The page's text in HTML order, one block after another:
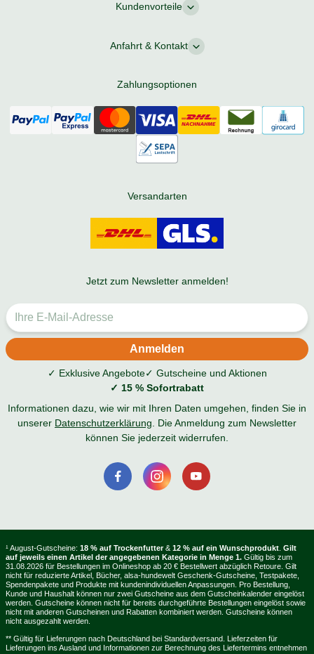
Kundenvorteile
Anfahrt & Kontakt
Zahlungsoptionen
Versandarten
Jetzt zum Newsletter anmelden!
✓ Exklusive Angebote✓ Gutscheine und Aktionen
✓ 15 % Sofortrabatt
Informationen dazu, wie wir mit Ihren Daten umgehen, finden Sie in
unserer Datenschutzerklärung . Die Anmeldung zum Newsletter
können Sie jederzeit widerrufen.
¹ August-Gutscheine: 18 % auf Trockenfutter & 12 % auf ein Wunschprodukt Gilt
auf jeweils einen Artikel der angegebenen Kategorie in Menge 1. Gültig bis zum
31.08.2026 für Bestellungen im Onlineshop ab 20 € Bestellwert abzüglich Retoure. Gilt
nicht für reduzierte Artikel, Bücher, alsa-hundewelt Geschenk-Gutscheine, Testpakete,
Spendenpakete und Produkte mit kundenindividuellen Anpassungen. Pro Bestellung,
Kunde und Haushalt können nur zwei Gutscheine aus dem Gutscheinkalender eingelöst
werden. Gutscheine können nicht für bereits durchgeführte Bestellungen eingelöst sowie
nicht mit anderen Gutscheinen und Rabatten kombiniert werden. Gutscheine können
nicht ausgezahlt werden.
** Gültig für Lieferungen nach Deutschland bei Standardversand. Lieferzeiten für
Lieferungen ins Ausland und Informationen zur Berechnung des Liefertermins entnehmen